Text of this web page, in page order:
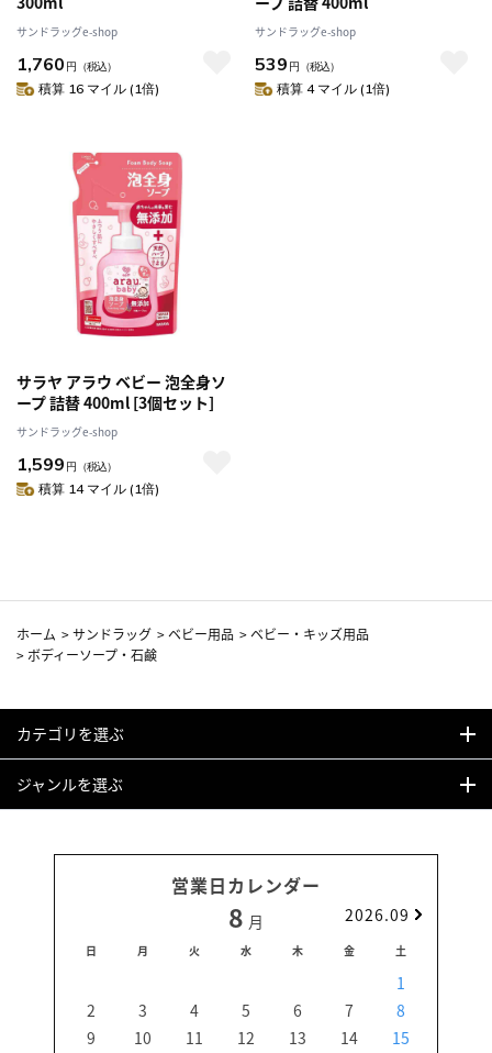
サンドラッグe-shop
1,760 円 （税込）
積算 16 マイル (1倍)
サンドラッグe-shop
539 円 （税込）
積算 4 マイル (1倍)
サラヤ アラウ ベビー 泡全身ソ
ープ 詰替 400ml [3個セット]
サンドラッグe-shop
1,599 円 （税込）
積算 14 マイル (1倍)
ホーム >サンドラッグ >ベビー用品 >ベビー・キッズ用品
> ボディーソープ・石鹸
カテゴリを選ぶ
ジャンルを選ぶ
営業日カレンダー
8 月 2026.09
日 月 火 水 木 金 土
1
2
3 4 5 6 7
8
9
10 11 12 13 14
15